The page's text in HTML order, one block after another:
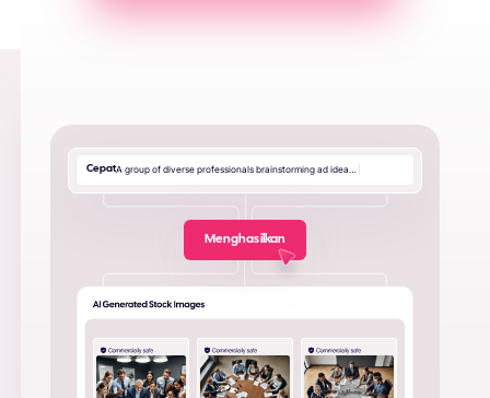
CepatA group of diverse professionals brainstorming ad idea
Menghasilkan